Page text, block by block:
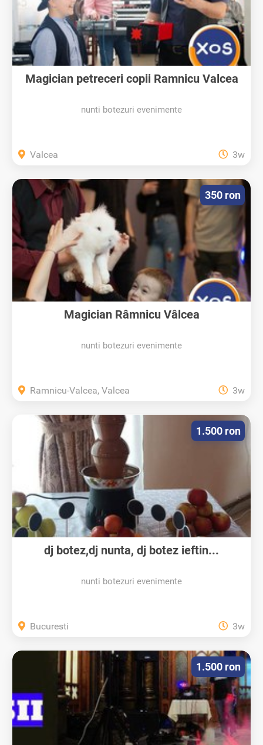
Magician petreceri copii Ramnicu Valcea
nunti botezuri evenimente
Valcea 3w
Magician Râmnicu Vâlcea
nunti botezuri evenimente
350 ron
Ramnicu-Valcea, Valcea 3w
dj botez,dj nunta, dj botez ieftin...
nunti botezuri evenimente
1.500 ron
Bucuresti 3w
1.500 ron